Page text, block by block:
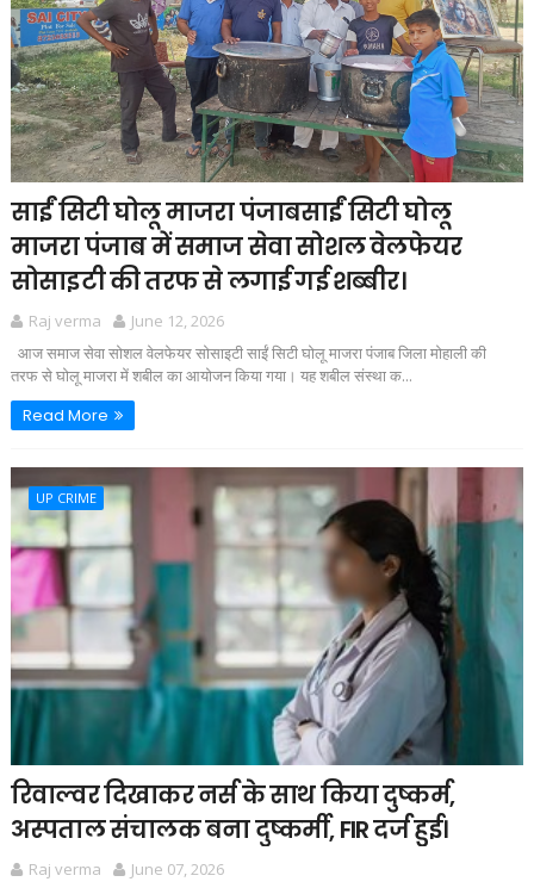
साईं सिटी घोलू माजरा पंजाबसाईं सिटी घोलू
माजरा पंजाब में समाज सेवा सोशल वेलफेयर
सोसाइटी की तरफ से लगाई गई शब्बीर।
Raj verma
June 12, 2026
आज समाज सेवा सोशल वेलफेयर सोसाइटी साईं सिटी घोलू माजरा पंजाब जिला मोहाली की
तरफ से घोलू माजरा में शबील का आयोजन किया गया। यह शबील संस्था क...
Read More
UP CRIME
रिवाल्वर दिखाकर नर्स के साथ किया दुष्कर्म,
अस्पताल संचालक बना दुष्कर्मी, FIR दर्ज हुई।
Raj verma
June 07, 2026